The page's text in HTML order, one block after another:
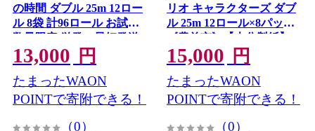
の時間 ダブル 25m 12ロー
ル 8袋 計96ロール お試し
数量限定 単発・最短発送
13,000 円
たまったWAON
POINTで寄附できる！
（0）
リオ キャラクターズ ダブ
ル 25m 12ロール×8パック
《豊前市》【大分製紙】
[VAA015] 再生紙 トイレッ
トペーパーダブル 日用品
国産 新生活 ダブル 消耗品
生活雑貨 生活用品 香料 ト
といれっとぺーぱー
15,000 円
たまったWAON
POINTで寄附できる！
（0）